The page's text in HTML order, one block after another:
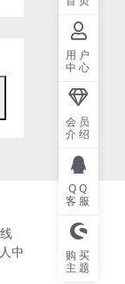
中
用户
中心
会员
介绍
QQ
客服
购买
主题